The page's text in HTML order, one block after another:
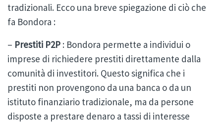
tradizionali. Ecco una breve spiegazione di ciò che
fa Bondora :
– Prestiti P2P : Bondora permette a individui o
imprese di richiedere prestiti direttamente dalla
comunità di investitori. Questo significa che i
prestiti non provengono da una banca o da un
istituto finanziario tradizionale, ma da persone
disposte a prestare denaro a tassi di interesse